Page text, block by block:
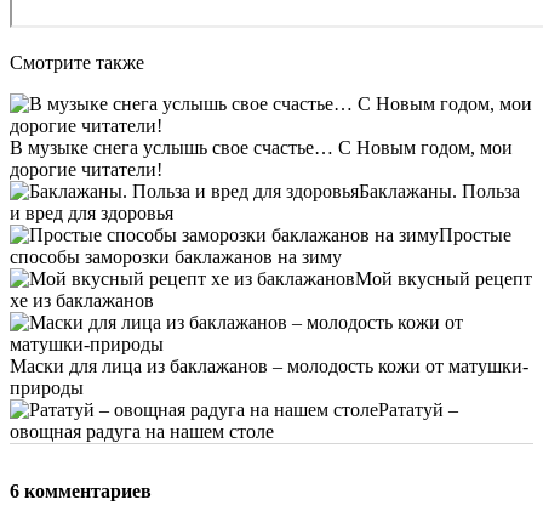
Смотрите также
В музыке снега услышь свое счастье… С Новым годом, мои
дорогие читатели!
Баклажаны. Польза
и вред для здоровья
Простые
способы заморозки баклажанов на зиму
Мой вкусный рецепт
хе из баклажанов
Маски для лица из баклажанов – молодость кожи от матушки-
природы
Рататуй –
овощная радуга на нашем столе
6 комментариев